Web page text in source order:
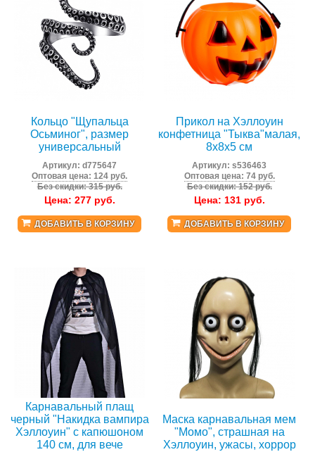
Кольцо "Щупальца
Осьминог", размер
универсальный
Артикул:d775647
Оптовая цена: 124 руб.
Без скидки: 315 руб.
Цена: 277руб.
ДОБАВИТЬ В КОРЗИНУ
Прикол на Хэллоуин
конфетница "Тыква"малая,
8х8х5 см
Артикул:s536463
Оптовая цена: 74 руб.
Без скидки: 152 руб.
Цена: 131руб.
ДОБАВИТЬ В КОРЗИНУ
Карнавальный плащ
черный "Накидка вампира
Хэллоуин" с капюшоном
140 см, для вече
Маска карнавальная мем
"Момо", страшная на
Хэллоуин, ужасы, хоррор